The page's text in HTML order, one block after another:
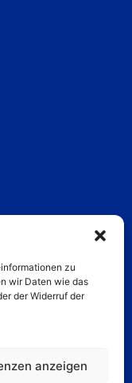
zu
wir Daten wie das
der Widerruf der
anzeigen